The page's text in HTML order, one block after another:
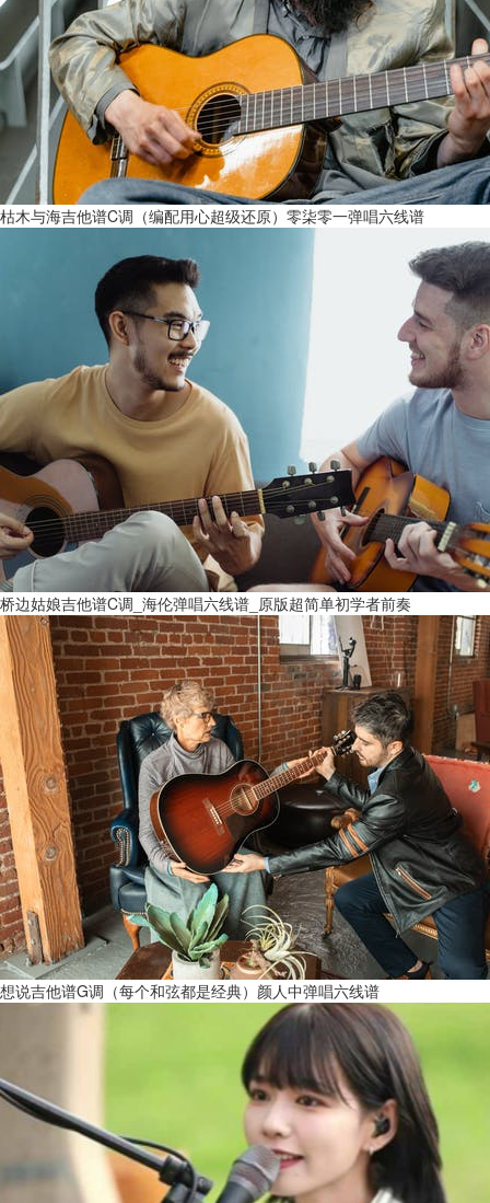
枯木与海吉他谱C调（编配用心超级还原）零柒零一弹唱六线谱
桥边姑娘吉他谱C调_海伦弹唱六线谱_原版超简单初学者前奏
想说吉他谱G调（每个和弦都是经典）颜人中弹唱六线谱